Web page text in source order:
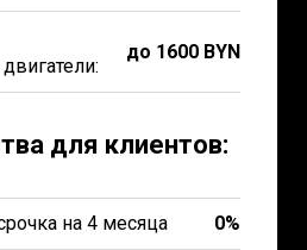
до 1600 BYN
для клиентов:
на 4 месяца 0%